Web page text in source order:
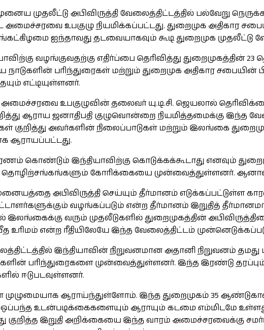
முதலீட்டு அபிவிருத்தி வேலைத்திட்டத்தில் பல்வேறு
உபகுழு நியமிக்கப்பட்டது. துறைமுக அதிகார
ஐந்தாவது தடவையாகவும் கூடி துறைமுக முதலீட்டு
வழங்குவதற்கு எதிர்ப்பை தெரிவித்து
நாடுகளின் பரிந்துரைகள் மற்றும் துறைமுக அதிகார
எட்டியுள்ளனர்.
உபகுழுவின் தலைவர் யு.டி.சி. ஜெயலால்
ஆராய ஜனாதிபதி குழுவொன்றை நியமித்தமைக்கு இந்த
குறித்து அவர்களின் நிலைப்பாடுகள் மற்றும் இலங்கை
ஆராயப்பட்டது.
கொண்டும் இந்தியாவிற்கு கொடுக்கக்கூடாது எனவும்
தொழிற்சங்கங்களும் கோரிக்கையை முன்வைத்துள்ளனர்.
அபிவிருத்தி செய்யும் தீர்மானம் எடுக்கப்பட்டுள்ள
வழங்கப்படும் என்ற தீர்மானம் இறுதித்
இலங்கைக்கு வரும் முதலீடுகளில் துறைமுகத்தின்
உரிமம் என்ற ரீதியிலேயே இந்த வேலைத்திட்டம்
இந்தியாவின் நிறுவனமான அதானி நிறுவனம்
பரிந்துரைகளை முன்வைத்துள்ளனர். இந்த இரண்டு
ஈடுபடவுள்ளனர்.
ஆராய்ந்துள்ளோம். இந்த துறைமுகம் 35
ஒப்பந்த உடன்படிக்கைகளையும் ஆராயும் கடமை எம்மிடமே
குறித்த இறுதி அறிக்கையை இந்த வாரம் அமைச்சரவைக்கு